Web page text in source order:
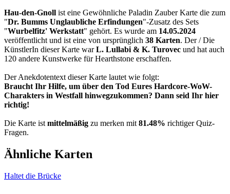
Hau-den-Gnoll ist eine Gewöhnliche Paladin Zauber Karte die zum
"Dr. Bumms Unglaubliche Erfindungen"-Zusatz des Sets
"Wurbelfitz' Werkstatt" gehört. Es wurde am 14.05.2024
veröffentlicht und ist eine von ursprünglich 38 Karten. Der / Die
KünstlerIn dieser Karte warL. Lullabi & K. Turovec und hat auch
120 andere Kunstwerke für Hearthstone erschaffen.
Der Anekdotentext dieser Karte lautet wie folgt:
Braucht Ihr Hilfe, um über den Tod Eures Hardcore-WoW-
Charakters in Westfall hinwegzukommen? Dann seid Ihr hier
richtig!
Die Karte ist mittelmäßig zu merken mit 81.48% richtiger Quiz-
Fragen.
Ähnliche Karten
Haltet die Brücke